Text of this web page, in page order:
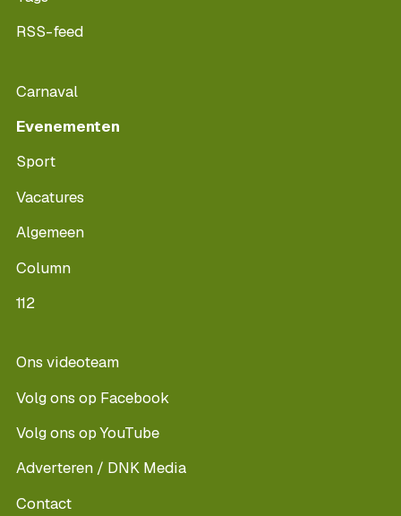
RSS-feed
Carnaval
Evenementen
Sport
Vacatures
Algemeen
Column
112
Ons videoteam
Volg ons op Facebook
Volg ons op YouTube
Adverteren / DNK Media
Contact